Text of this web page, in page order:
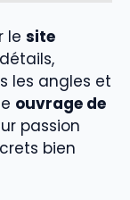
le site
les angles et
ouvrage de
passion
bien